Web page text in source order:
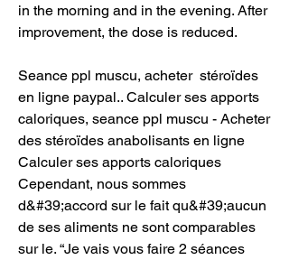
in the morning and in the evening. After
improvement, the dose is reduced.
Seance ppl muscu, acheter  stéroïdes
en ligne paypal.. Calculer ses apports
caloriques, seance ppl muscu - Acheter
des stéroïdes anabolisants en ligne
Calculer ses apports caloriques
Cependant, nous sommes
d&#39;accord sur le fait qu&#39;aucun
de ses aliments ne sont comparables
sur le. “Je vais vous faire 2 séances